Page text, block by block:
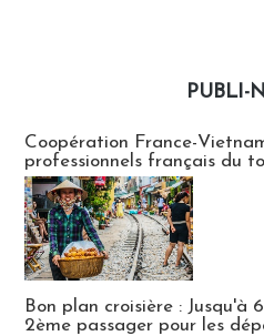
PUBLI-
Coopération France-
professionnels français du
Bon plan croisière : Jusqu'à
2ème passager pour les